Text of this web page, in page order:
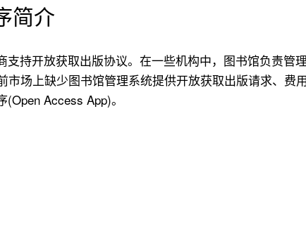
简介
持开放获取出版协议。在一些机构中，图书馆负责管
场上缺少图书馆管理系统提供开放获取出版请求、费
Access App)。